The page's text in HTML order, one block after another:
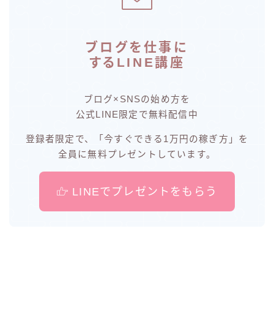
ブログを仕事に
するLINE講座
ブログ×SNSの始め方を
公式LINE限定で無料配信中
登録者限定で、「今すぐできる1万円の稼ぎ方」を
全員に無料プレゼントしています。
LINEでプレゼントをもらう